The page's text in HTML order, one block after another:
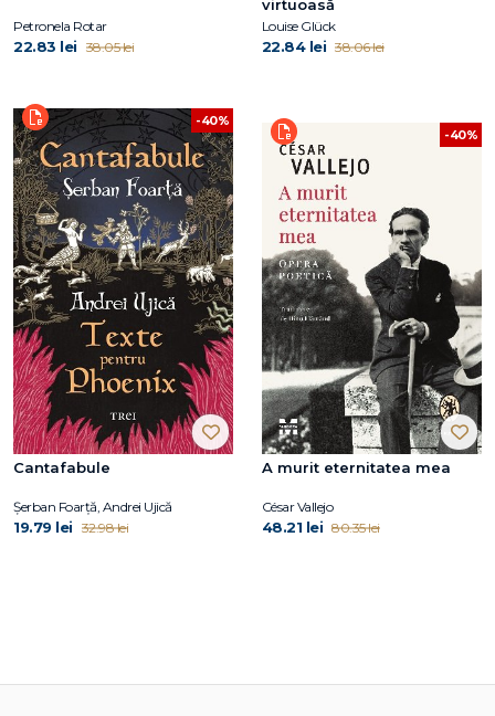
Petronela Rotar
22.83 lei 38.05 lei
virtuoasă
Louise Glück
22.84 lei 38.06 lei
-40%
Cantafabule
Șerban Foarță, Andrei Ujică
19.79 lei 32.98 lei
-40%
A murit eternitatea mea
César Vallejo
48.21 lei 80.35 lei